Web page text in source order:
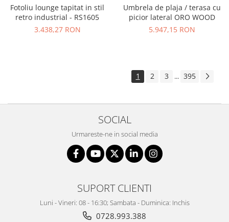
Fotoliu lounge tapitat in stil
retro industrial - RS1605
3.438,27 RON
Umbrela de plaja / terasa cu
picior lateral ORO WOOD
5.947,15 RON
1 2 3 ... 395
SOCIAL
Urmareste-ne in social media
SUPORT CLIENTI
Luni - Vineri: 08 - 16:30; Sambata - Duminica: Inchis
0728.993.388